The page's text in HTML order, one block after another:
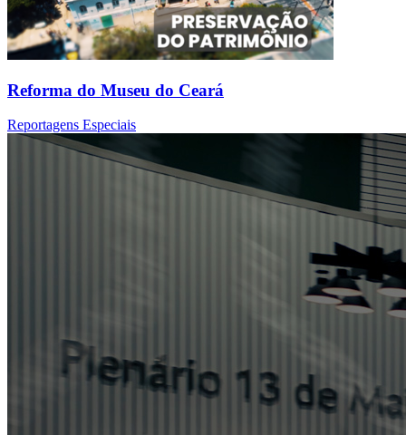
Reforma do Museu do Ceará
Reportagens Especiais